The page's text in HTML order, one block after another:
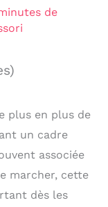
de
plus en plus de
un cadre
associée
marcher, cette
dès les